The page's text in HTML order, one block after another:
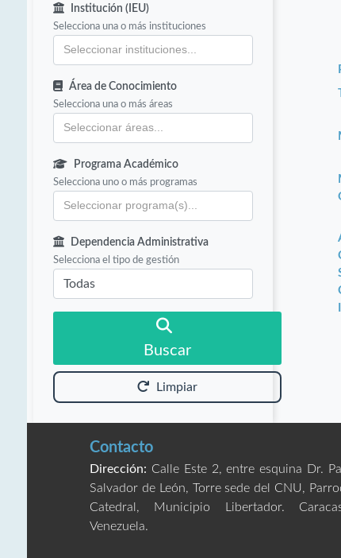
Institución (IEU)
Selecciona una o más instituciones
Área de Conocimiento
Selecciona una o más áreas
Programa Académico
Selecciona uno o más programas
Dependencia Administrativa
Selecciona el tipo de gestión
Buscar
Limpiar
Contacto
Dirección: Calle Este 2, entre esquina Dr.
Salvador de León, Torre sede del CNU,
Catedral, Municipio Libertador.
Venezuela.